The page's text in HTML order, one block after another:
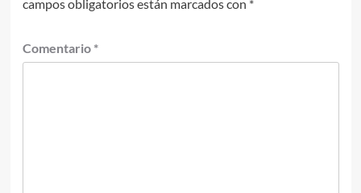
campos obligatorios están marcados con *
Comentario *